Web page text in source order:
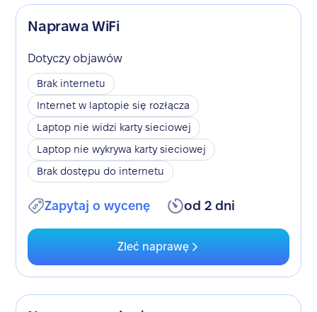
Naprawa WiFi
Dotyczy objawów
Brak internetu
Internet w laptopie się rozłącza
Laptop nie widzi karty sieciowej
Laptop nie wykrywa karty sieciowej
Brak dostępu do internetu
Zapytaj o wycenę od 2 dni
Zleć naprawę